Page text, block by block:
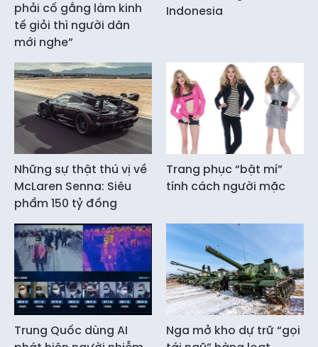
phải cố gắng làm kinh
tế giỏi thì người dân
mới nghe”
Indonesia
Những sự thật thú vị về
McLaren Senna: Siêu
phẩm 150 tỷ đồng
Trang phục “bật mí”
tính cách người mặc
Trung Quốc dùng AI
Nga mở kho dự trữ “gọi